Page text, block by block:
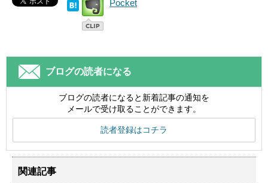
Pocket
ブログの読者になる
ブログの読者になると新着記事の通知を
メールで受け取ることができます。
読者登録はコチラ
関連記事